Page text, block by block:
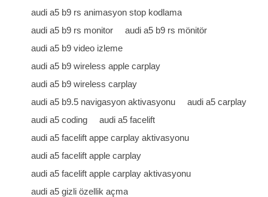
audi a5 b9 rs animasyon stop kodlama
audi a5 b9 rs monitor
audi a5 b9 rs mönitör
audi a5 b9 video izleme
audi a5 b9 wireless apple carplay
audi a5 b9 wireless carplay
audi a5 b9.5 navigasyon aktivasyonu
audi a5 carplay
audi a5 coding
audi a5 facelift
audi a5 facelift appe carplay aktivasyonu
audi a5 facelift apple carplay
audi a5 facelift apple carplay aktivasyonu
audi a5 gizli özellik açma